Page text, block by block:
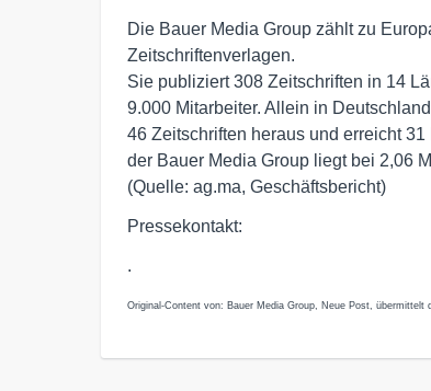
Die Bauer Media Group zählt zu
Zeitschriftenverlagen.
Sie publiziert 308 Zeitschriften in 14
9.000 Mitarbeiter. Allein in
46 Zeitschriften heraus und erreicht
der Bauer Media Group liegt bei 2,06
(Quelle: ag.ma, Geschäftsbericht)
Pressekontakt:
.
Original-Content von: Bauer Media Group, Neue Post, übermittelt